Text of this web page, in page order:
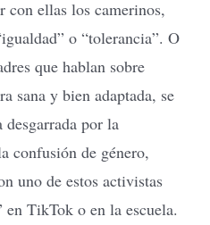
ellas los camerinos,
o “tolerancia”. O
que hablan sobre
sana y bien adaptada, se
por la
confusión de género,
uno de estos activistas
en TikTok o en la escuela.